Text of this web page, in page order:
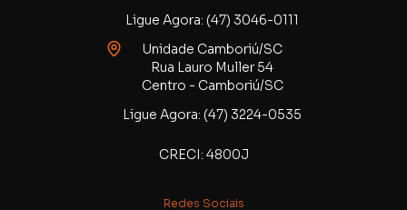
Ligue Agora: (47) 3046-0111
Unidade Camboriú/SC
Rua Lauro Muller 54
Centro - Camboriú/SC
Ligue Agora: (47) 3224-0535
CRECI: 4800J
Redes Sociais